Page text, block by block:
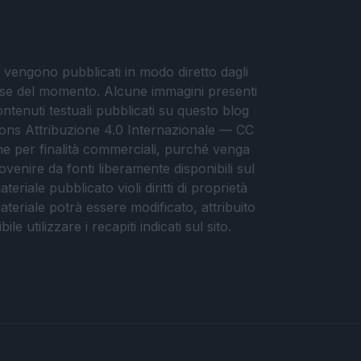
pubblicati in modo diretto dagli
del momento. Alcune immagini presenti
testuali pubblicati su questo blog
Attribuzione 4.0 Internazionale — CC
per finalità commerciali, purché venga
da fonti liberamente disponibili sul
pubblicato violi diritti di proprietà
potrà essere modificato, attribuito
utilizzare i recapiti indicati sul sito.